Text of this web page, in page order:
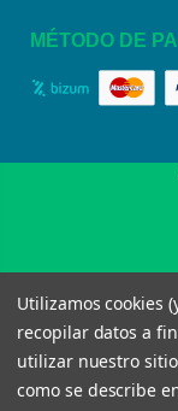
MÉTODO DE
Utilizamos cookies
recopilar datos a
utilizar nuestro
como se describe